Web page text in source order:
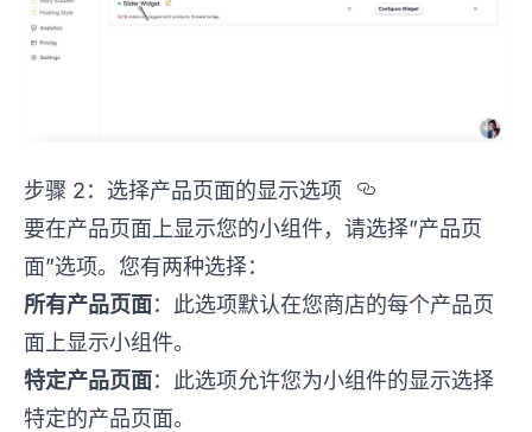
步骤 2：选择产品页面的显示选项
Section titled
要在产品页面上显示您的小组件，请选择”产品页
面”选项。您有两种选择：
所有产品页面：此选项默认在您商店的每个产品页
面上显示小组件。
特定产品页面：此选项允许您为小组件的显示选择
特定的产品页面。